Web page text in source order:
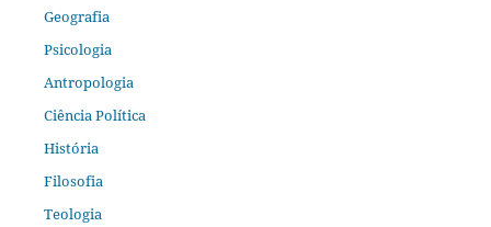
Geografia
Psicologia
Antropologia
Ciência Política
História
Filosofia
Teologia